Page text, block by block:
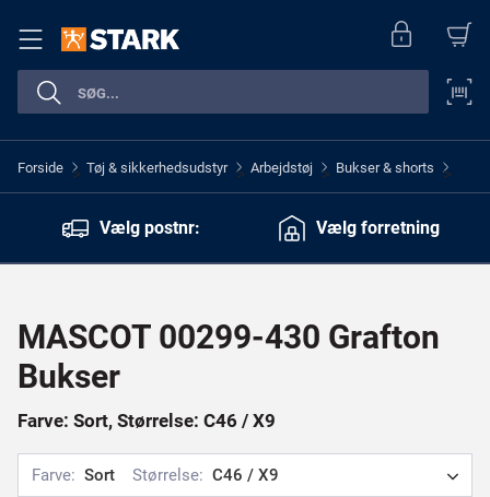
Forside > Tøj & sikkerhedsudstyr > Arbejdstøj > Bukser & shorts >
Vælg postnr: Vælg forretning
MASCOT 00299-430 Grafton
Bukser
Farve: Sort, Størrelse: C46 / X9
Farve: Sort Størrelse: C46 / X9